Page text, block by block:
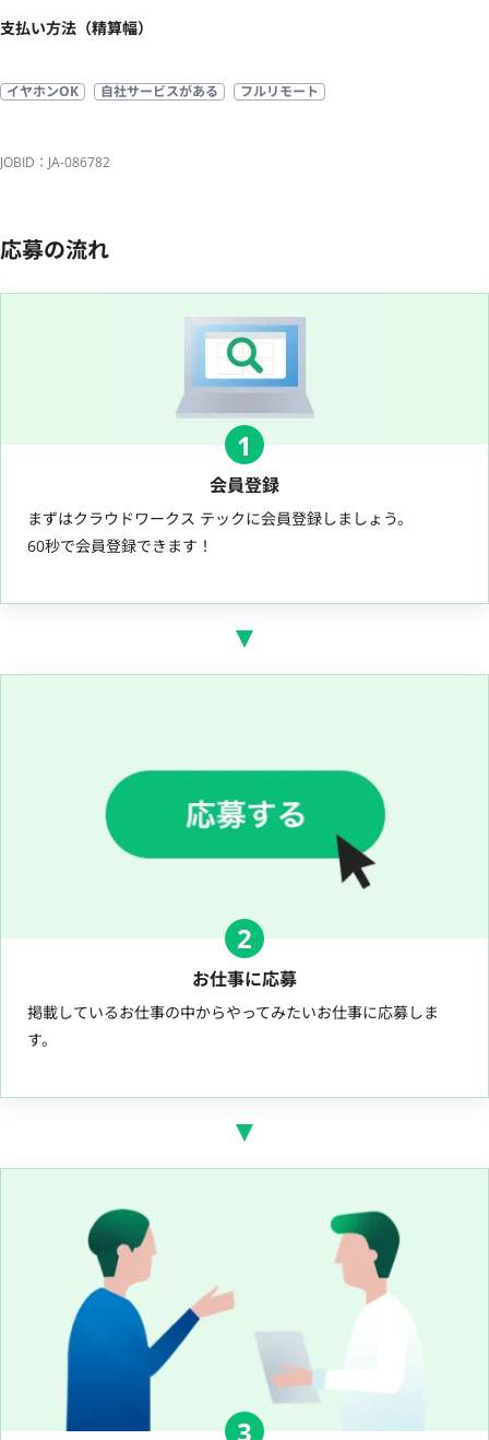
支払い方法（精算幅）
イヤホンOK 自社サービスがある フルリモート
JOBID：JA-086782
応募の流れ
1
会員登録
まずはクラウドワークス テックに会員登録しましょう。
60秒で会員登録できます！
2
お仕事に応募
掲載しているお仕事の中からやってみたいお仕事に応募しま
す。
3